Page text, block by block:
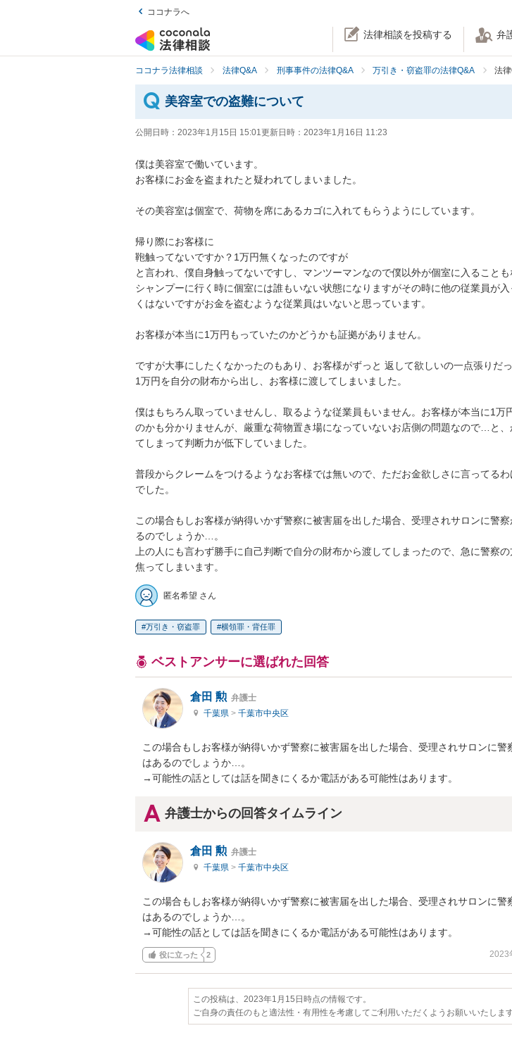
ココナラへ
法律相談を投稿する 弁
ココナラ法律相談 法律Q&A 刑事事件の法律Q&A 万引き・窃盗罪の法律Q&A 法
美容室での盗難について
公開日時： 2023年1月15日 15:01更新日時： 2023年1月16日 11:23
僕は美容室で働いています。
お客様にお金を盗まれたと疑われてしまいました。
その美容室は個室で、荷物を席にあるカゴに入れてもらうようにしています。
帰り際にお客様に
鞄触ってないですか？1万円無くなったのですが
と言われ、僕自身触ってないですし、マンツーマンなので僕以外が個室に入ることも
シャンプーに行く時に個室には誰もいない状態になりますがその時に他の従業員が
くはないですがお金を盗むような従業員はいないと思っています。
お客様が本当に1万円もっていたのかどうかも証拠がありません。
ですが大事にしたくなかったのもあり、お客様がずっと 返して欲しいの一点張りだ
1万円を自分の財布から出し、お客様に渡してしまいました。
僕はもちろん取っていませんし、取るような従業員もいません。お客様が本当に1万
のかも分かりませんが、厳重な荷物置き場になっていないお店側の問題なので…と、
てしまって判断力が低下していました。
普段からクレームをつけるようなお客様では無いので、ただお金欲しさに言ってるわ
でした。
この場合もしお客様が納得いかず警察に被害届を出した場合、受理されサロンに警
るのでしょうか…。
上の人にも言わず勝手に自己判断で自分の財布から渡してしまったので、急に警察の
焦ってしまいます。
匿名希望 さん
万引き・窃盗罪 横領罪・背任罪
ベストアンサーに選ばれた回答
倉田 勲 弁護士
千葉県 > 千葉市中央区
この場合もしお客様が納得いかず警察に被害届を出した場合、受理されサロンに警
はあるのでしょうか…。
→可能性の話としては話を聞きにくるか電話がある可能性はあります。
弁護士からの回答タイムライン
倉田 勲 弁護士
千葉県 > 千葉市中央区
この場合もしお客様が納得いかず警察に被害届を出した場合、受理されサロンに警
はあるのでしょうか…。
→可能性の話としては話を聞きにくるか電話がある可能性はあります。
役に立った 2 2023
この投稿は、2023年1月15日時点の情報です。
ご自身の責任のもと適法性・有用性を考慮してご利用いただくようお願いいたします